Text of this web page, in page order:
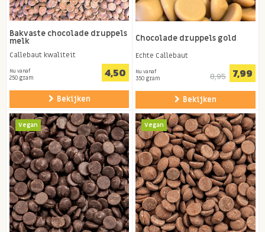
Bakvaste chocolade druppels
melk
Callebaut kwaliteit
Nu vanaf
250 gram 4,50
Bekijken
Chocolade druppels gold
Echte Callebaut
Nu vanaf
350 gram 8,95 7,99
Bekijken
Vegan Vegan